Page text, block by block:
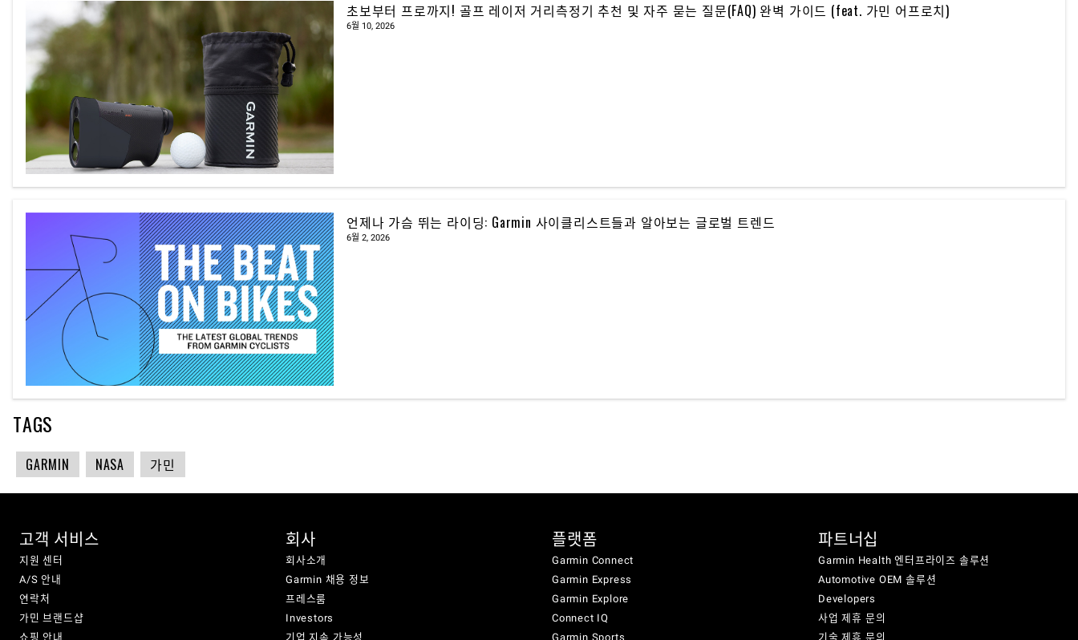
초보부터 프로까지! 골프 레이저 거리측정기 추천 및 자주 묻는 질문(FAQ) 완벽 가이드 (feat. 가민 어프로치)
6월 10, 2026
언제나 가슴 뛰는 라이딩: Garmin 사이클리스트들과 알아보는 글로벌 트렌드
6월 2, 2026
TAGS
GARMIN NASA 가민
고객 서비스
지원 센터
A/S 안내
연락처
가민 브랜드샵
쇼핑 안내
회사
회사소개
Garmin 채용 정보
프레스룸
Investors
기업 지속 가능성
플랫폼
Garmin Connect
Garmin Express
Garmin Explore
Connect IQ
Garmin Sports
파트너십
Garmin Health 엔터프라이즈 솔루션
Automotive OEM 솔루션
Developers
사업 제휴 문의
기술 제휴 문의